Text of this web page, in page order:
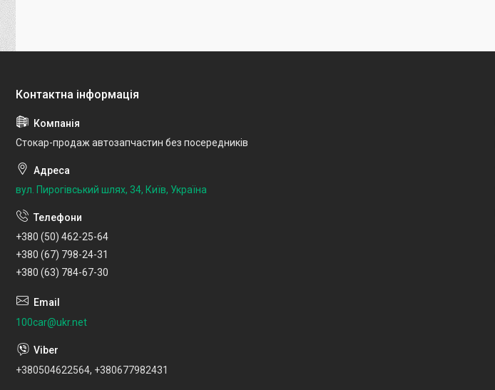
Стокар-продаж автозапчастин без посередників
вул. Пирогівський шлях, 34, Київ, Україна
+380 (50) 462-25-64
+380 (67) 798-24-31
+380 (63) 784-67-30
100car@ukr.net
+380504622564, +380677982431